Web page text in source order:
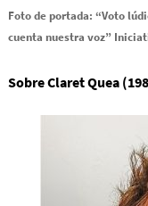
Foto de portada: “Voto
cuenta nuestra voz”
Sobre Claret Quea